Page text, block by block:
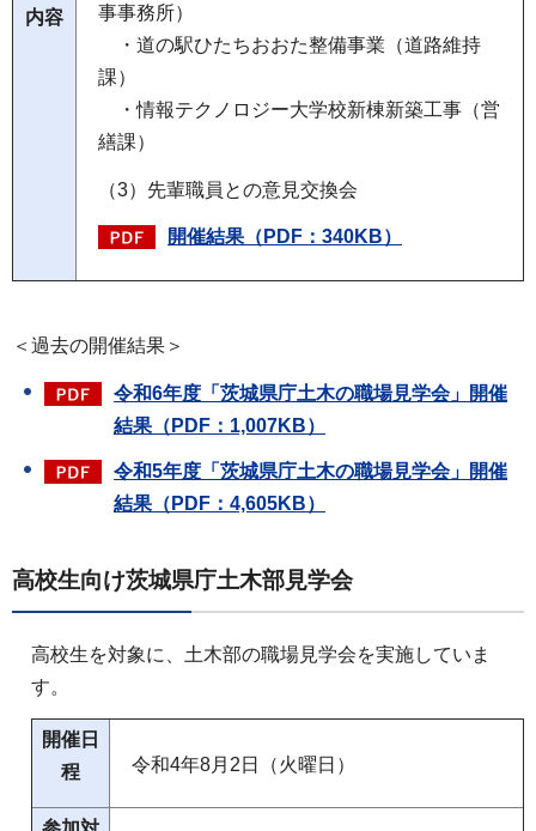
内容
事事務所）
・道の駅ひたちおおた整備事業（道路維持
課）
・情報テクノロジー大学校新棟新築工事（営
繕課）
（3）先輩職員との意見交換会
開催結果（PDF：340KB）
＜過去の開催結果＞
令和6年度「茨城県庁土木の職場見学会」開催
結果（PDF：1,007KB）
令和5年度「茨城県庁土木の職場見学会」開催
結果（PDF：4,605KB）
高校生向け茨城県庁土木部見学会
高校生を対象に、土木部の職場見学会を実施していま
す。
開催日
程
令和4年8月2日（火曜日）